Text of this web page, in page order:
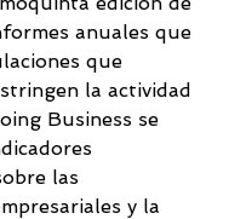
anuales que
que
la actividad
Business se
las
y la